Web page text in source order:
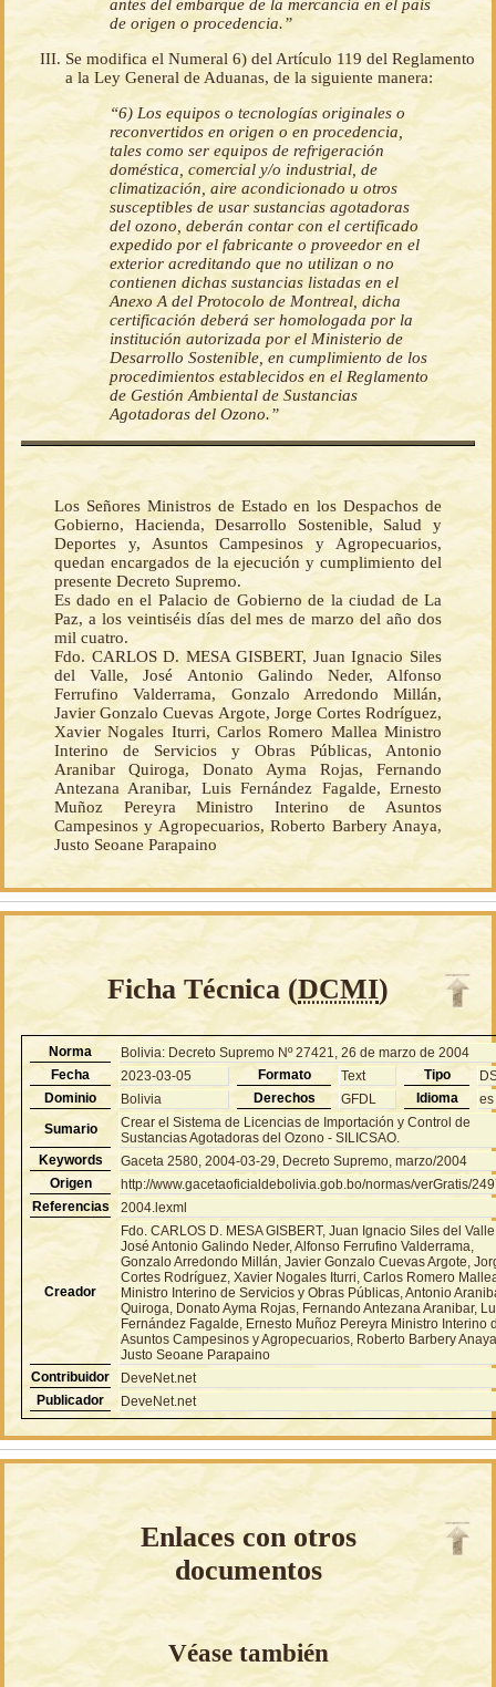
antes del embarque de la mercancía en el país
de origen o procedencia.”
Se modifica el Numeral 6) del Artículo 119 del Reglamento
a la Ley General de Aduanas, de la siguiente manera:
“6) Los equipos o tecnologías originales o
reconvertidos en origen o en procedencia,
tales como ser equipos de refrigeración
doméstica, comercial y/o industrial, de
climatización, aire acondicionado u otros
susceptibles de usar sustancias agotadoras
del ozono, deberán contar con el certificado
expedido por el fabricante o proveedor en el
exterior acreditando que no utilizan o no
contienen dichas sustancias listadas en el
Anexo A del Protocolo de Montreal, dicha
certificación deberá ser homologada por la
institución autorizada por el Ministerio de
Desarrollo Sostenible, en cumplimiento de los
procedimientos establecidos en el Reglamento
de Gestión Ambiental de Sustancias
Agotadoras del Ozono.”
Los Señores Ministros de Estado en los Despachos de
Gobierno, Hacienda, Desarrollo Sostenible, Salud y
Deportes y, Asuntos Campesinos y Agropecuarios,
quedan encargados de la ejecución y cumplimiento del
presente Decreto Supremo.
Es dado en el Palacio de Gobierno de la ciudad de La
Paz, a los veintiséis días del mes de marzo del año dos
mil cuatro.
Fdo. CARLOS D. MESA GISBERT, Juan Ignacio Siles
del Valle, José Antonio Galindo Neder, Alfonso
Ferrufino Valderrama, Gonzalo Arredondo Millán,
Javier Gonzalo Cuevas Argote, Jorge Cortes Rodríguez,
Xavier Nogales Iturri, Carlos Romero Mallea Ministro
Interino de Servicios y Obras Públicas, Antonio
Aranibar Quiroga, Donato Ayma Rojas, Fernando
Antezana Aranibar, Luis Fernández Fagalde, Ernesto
Muñoz Pereyra Ministro Interino de Asuntos
Campesinos y Agropecuarios, Roberto Barbery Anaya,
Justo Seoane Parapaino
Ficha Técnica (DCMI)
Norma
Bolivia: Decreto Supremo Nº 27421, 26 de marzo de 2004
Fecha
2023-03-05 Formato Text Tipo
Dominio
Bolivia Derechos GFDL Idioma
es
Sumario
Crear el Sistema de Licencias de Importación y Control de
Sustancias Agotadoras del Ozono - SILICSAO.
Keywords
Gaceta 2580, 2004-03-29, Decreto Supremo, marzo/2004
Origen
http://www.gacetaoficialdebolivia.gob.bo/normas/verGratis/
Referencias
2004.lexml
Creador
Fdo. CARLOS D. MESA GISBERT, Juan Ignacio Siles del
José Antonio Galindo Neder, Alfonso Ferrufino Valderrama,
Gonzalo Arredondo Millán, Javier Gonzalo Cuevas Argote,
Cortes Rodríguez, Xavier Nogales Iturri, Carlos Romero
Ministro Interino de Servicios y Obras Públicas, Antonio
Quiroga, Donato Ayma Rojas, Fernando Antezana Aranibar,
Fernández Fagalde, Ernesto Muñoz Pereyra Ministro Interino
Asuntos Campesinos y Agropecuarios, Roberto Barbery
Justo Seoane Parapaino
Contribuidor
DeveNet.net
Publicador
DeveNet.net
Enlaces con otros
documentos
Véase también